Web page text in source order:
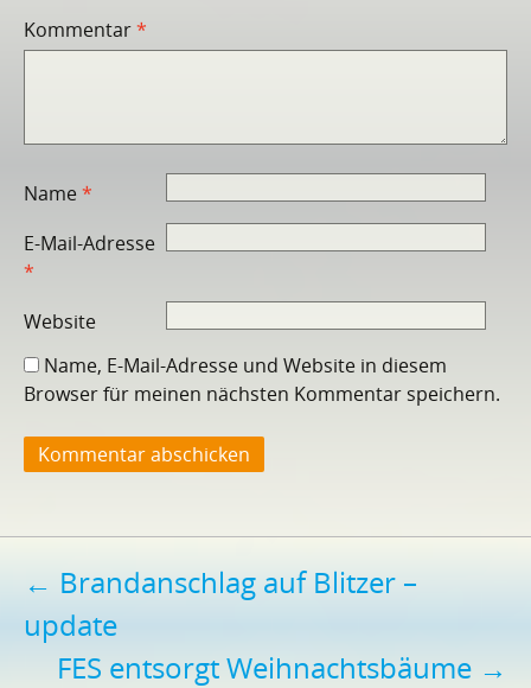
Kommentar*
Name*
E-Mail-Adresse
*
Website
Name, E-Mail-Adresse und Website in diesem
Browser für meinen nächsten Kommentar speichern.
Beitragsnavigation
← Brandanschlag auf Blitzer –
update
FES entsorgt Weihnachtsbäume →